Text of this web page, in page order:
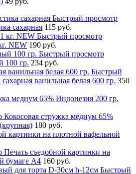
Быстрый просмотр
сахарная 115 руб.
Быстрый просмотр
NEW 190 руб.
Быстрый просмотр
100 гр. 234 руб.
Быстрый
ванильная белая 600 гр. 350
Кокосовая стружка медиум 65%
180 руб.
Печать съедобной картинки на
бумаге А4 160 руб.
Быстрый